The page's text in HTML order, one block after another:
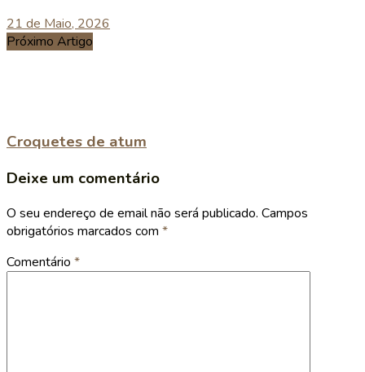
21 de Maio, 2026
Próximo Artigo
Croquetes de atum
Deixe um comentário
O seu endereço de email não será publicado. Campos
obrigatórios marcados com *
Comentário *